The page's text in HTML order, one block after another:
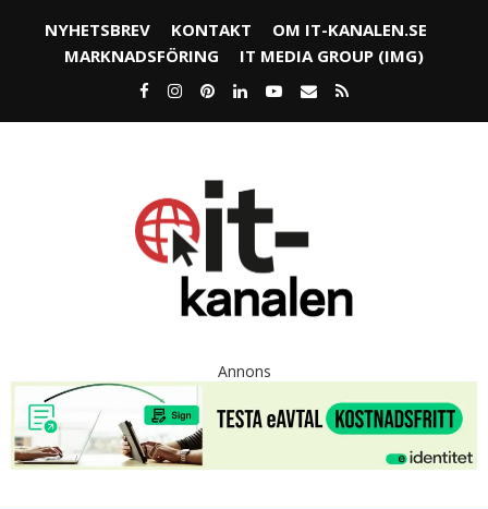
NYHETSBREV KONTAKT
OM IT-KANALEN.SE
MARKNADSFÖRING
IT MEDIA GROUP (IMG)
Annons